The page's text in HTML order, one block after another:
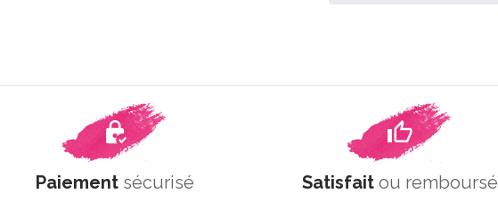
Paiementsécurisé Satisfaitou remboursé